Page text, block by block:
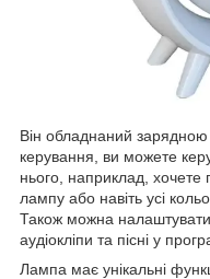
Він обладнаний
керування, ви можете
нього, наприклад, хочете
лампу або навіть усі
Також можна
аудіокліпи та пісні у
Лампа має унікальні